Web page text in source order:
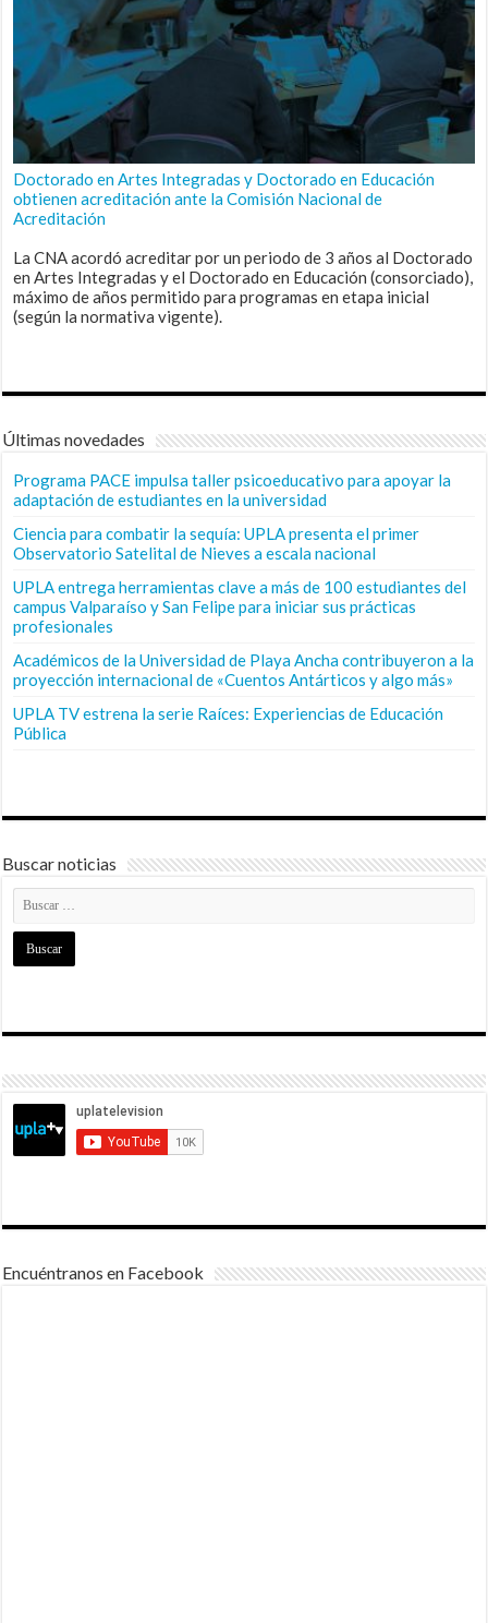
Doctorado en Artes Integradas y Doctorado en Educación
obtienen acreditación ante la Comisión Nacional de
Acreditación
La CNA acordó acreditar por un periodo de 3 años al Doctorado
en Artes Integradas y el Doctorado en Educación (consorciado),
máximo de años permitido para programas en etapa inicial
(según la normativa vigente).
Últimas novedades
Programa PACE impulsa taller psicoeducativo para apoyar la
adaptación de estudiantes en la universidad
Ciencia para combatir la sequía: UPLA presenta el primer
Observatorio Satelital de Nieves a escala nacional
UPLA entrega herramientas clave a más de 100 estudiantes del
campus Valparaíso y San Felipe para iniciar sus prácticas
profesionales
Académicos de la Universidad de Playa Ancha contribuyeron a la
proyección internacional de «Cuentos Antárticos y algo más»
UPLA TV estrena la serie Raíces: Experiencias de Educación
Pública
Buscar noticias
Encuéntranos en Facebook